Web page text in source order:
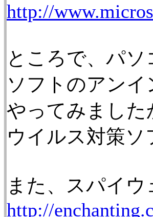
http://
ところで、パ
ソフトのアン
やってみました
ウイルス対策
また、スパイ
http://